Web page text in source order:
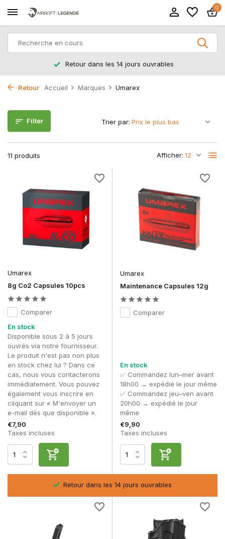
0
Retour dans les 14 jours ouvrables
Retour Accueil Marques Umarex
Filter
11 produits Afficher:
Trier par:
Umarex
8g Co2 Capsules 10pcs
Comparer
En stock
Disponible sous 2 à 5 jours
ouvrés via notre fournisseur.
Le produit n'est pas non plus
en stock chez lui ? Dans ce
cas, nous vous contacterons
immédiatement. Vous pouvez
également vous inscrire en
cliquant sur « M'envoyer un
e-mail dès que disponible ».
€7,90
Taxes incluses
Umarex
Maintenance Capsules 12g
Comparer
En stock
✅ Commandez lun–mer avant
18h00 → expédié le jour même
✅ Commandez jeu–ven avant
20h00 → expédié le jour
même
€9,90
Taxes incluses
Retour dans les 14 jours ouvrables